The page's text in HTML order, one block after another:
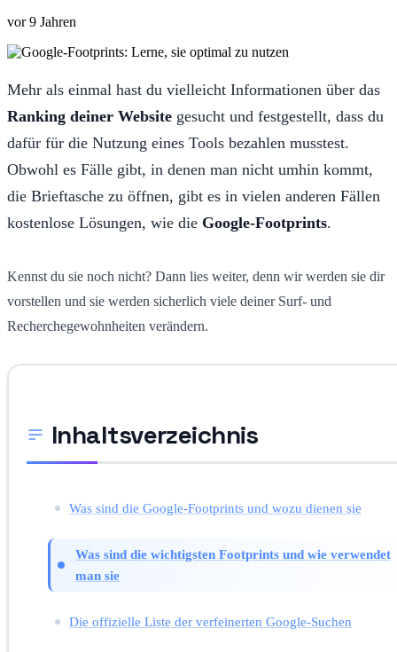
vor 9 Jahren
Mehr als einmal hast du vielleicht Informationen über das
Ranking deiner Website gesucht und festgestellt, dass du
dafür für die Nutzung eines Tools bezahlen musstest.
Obwohl es Fälle gibt, in denen man nicht umhin kommt,
die Brieftasche zu öffnen, gibt es in vielen anderen Fällen
kostenlose Lösungen, wie die Google-Footprints.
Kennst du sie noch nicht? Dann lies weiter, denn wir werden sie dir
vorstellen und sie werden sicherlich viele deiner Surf- und
Recherchegewohnheiten verändern.
Inhaltsverzeichnis
Was sind die Google-Footprints und wozu dienen sie
Was sind die wichtigsten Footprints und wie verwendet
man sie
Die offizielle Liste der verfeinerten Google-Suchen